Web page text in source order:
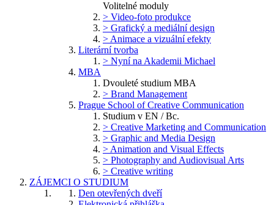
Volitelné moduly
> Video-foto produkce
> Grafický a mediální design
> Animace a vizuální efekty
Literární tvorba
> Nyní na Akademii Michael
MBA
Dvouleté studium MBA
> Brand Management
Prague School of Creative Communication
Studium v EN / Bc.
> Creative Marketing and Communication
> Graphic and Media Design
> Animation and Visual Effects
> Photography and Audiovisual Arts
> Creative writing
ZÁJEMCI O STUDIUM
Den otevřených dveří